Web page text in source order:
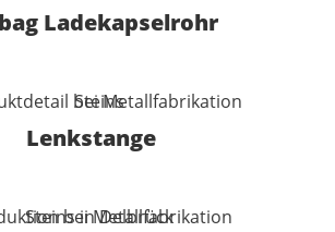
Ladekapselrohr
Lenkstange